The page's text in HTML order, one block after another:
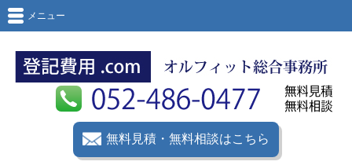
無料見積・無料相談はこちら
メニュー